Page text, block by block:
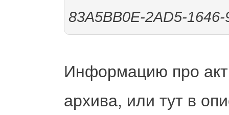
83A5BB0E-2AD5-
Информацию про
архива, или тут в